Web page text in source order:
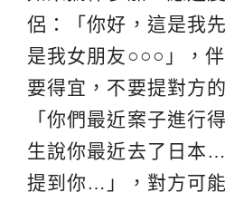
侶：「你好，這是我
是我女朋友○○○」，
要得宜，不要提對方
「你們最近案子進行
生說你最近去了日本
提到你…」，對方可